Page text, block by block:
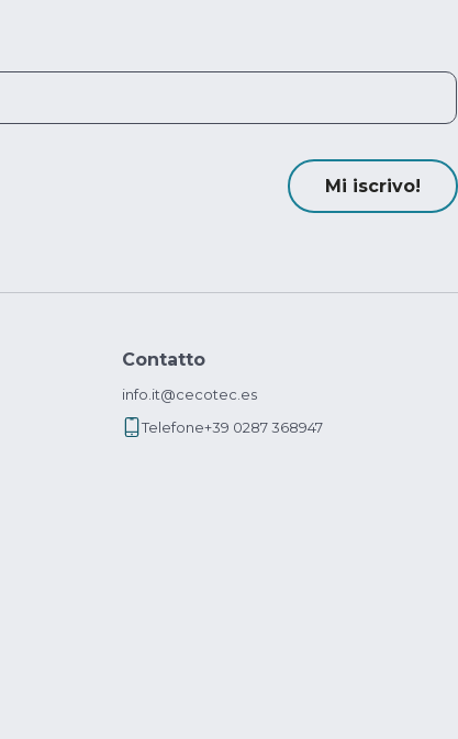
Mi iscrivo!
Contatto
info.it@cecotec.es
Telefone+39 0287 368947